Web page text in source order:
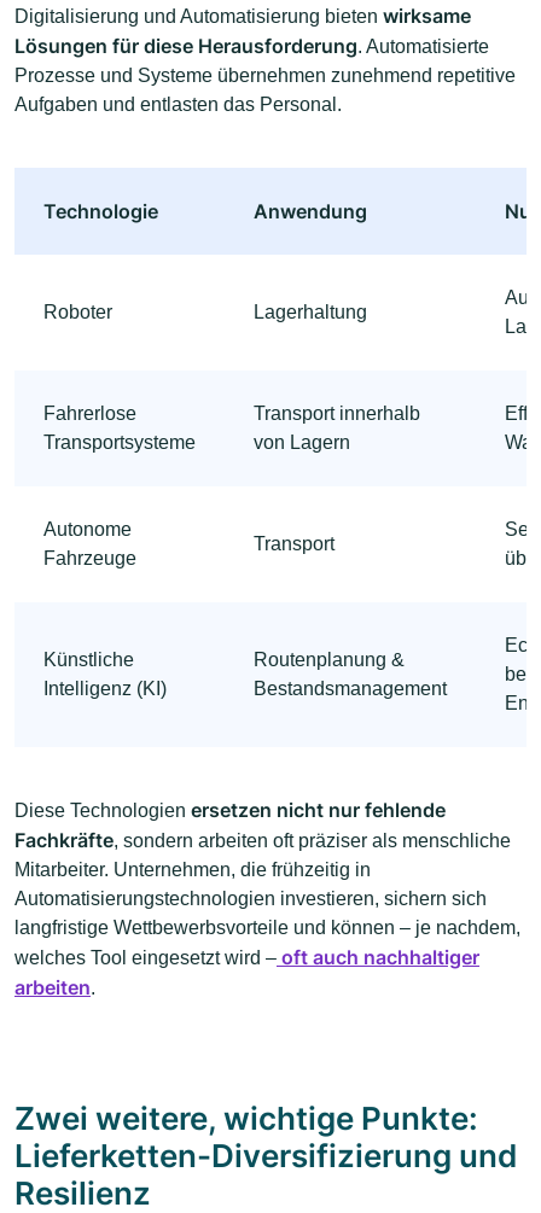
Digitalisierung und Automatisierung bieten wirksame
Lösungen für diese Herausforderung. Automatisierte
Prozesse und Systeme übernehmen zunehmend repetitive
Aufgaben und entlasten das Personal.
Technologie Anwendung
Roboter Lagerhaltung
Fahrerlose
Transportsysteme
Transport innerhalb
von Lagern
Autonome
Fahrzeuge
Transport
Künstliche
Intelligenz (KI)
Routenplanung &
Bestandsmanagement
Diese Technologien ersetzen nicht nur fehlende
Fachkräfte, sondern arbeiten oft präziser als menschliche
Mitarbeiter. Unternehmen, die frühzeitig in
Automatisierungstechnologien investieren, sichern sich
langfristige Wettbewerbsvorteile und können – je nachdem,
welches Tool eingesetzt wird – oft auch nachhaltiger
arbeiten.
Zwei weitere, wichtige Punkte:
Lieferketten-Diversifizierung und
Resilienz